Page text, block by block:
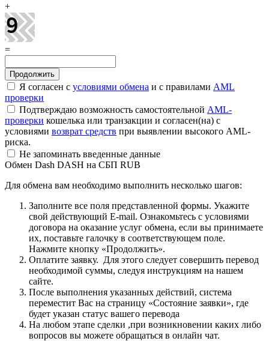
+
=
Я согласен с условиями обмена и с правилами AML
проверки
Подтверждаю возможность самостоятельной AML-
проверки кошелька или транзакции и согласен(на) с
условиями возврат средств при выявлении высокого AML-
риска.
Не запоминать введенные данные
Обмен Dash DASH на СБП RUB
Для обмена вам необходимо выполнить несколько шагов:
Заполните все поля представленной формы. Укажите
свой действующий E-mail. Ознакомьтесь с условиями
договора на оказание услуг обмена, если вы принимаете
их, поставьте галочку в соответствующем поле.
Нажмите кнопку «Продолжить».
Оплатите заявку. Для этого следует совершить перевод
необходимой суммы, следуя инструкциям на нашем
сайте.
После выполнения указанных действий, система
переместит Вас на страницу «Состояние заявки», где
будет указан статус вашего перевода
На любом этапе сделки ,при возникновении каких либо
вопросов вы можете обращаться в онлайн чат.